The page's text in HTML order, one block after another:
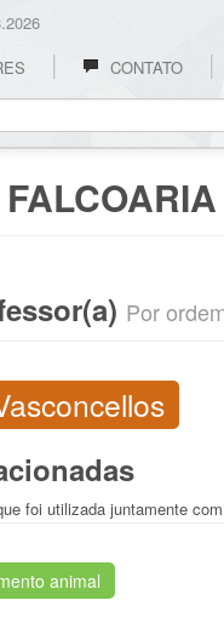
CONTATO
FALCOARIA
Por
foi utilizada juntamente
animal